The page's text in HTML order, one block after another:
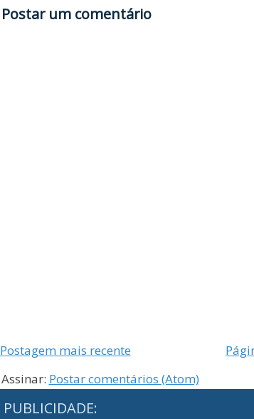
Postar um comentário
Postagem mais recente
Assinar: Postar comentários (Atom)
PUBLICIDADE: